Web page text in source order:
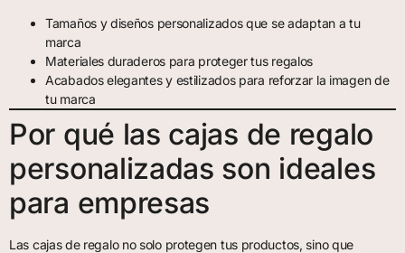
Tamaños y diseños personalizados que se adaptan a tu
marca
Materiales duraderos para proteger tus regalos
Acabados elegantes y estilizados para reforzar la imagen de
tu marca
Por qué las cajas de regalo
personalizadas son ideales
para empresas
Las cajas de regalo no solo protegen tus productos, sino que